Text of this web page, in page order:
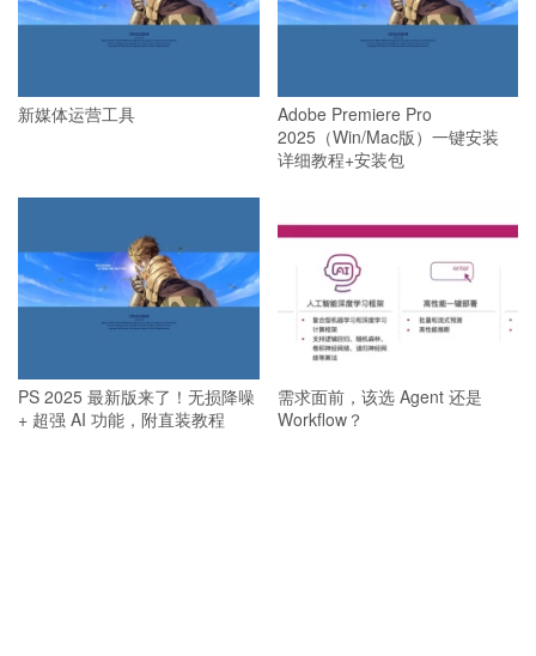
新媒体运营工具
Adobe Premiere Pro
2025（Win/Mac版）一键安装
详细教程+安装包
PS 2025 最新版来了！无损降噪
+ 超强 AI 功能，附直装教程
需求面前，该选 Agent 还是
Workflow？